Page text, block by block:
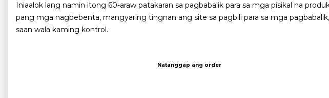
Iniaalok lang namin itong 60-araw patakaran sa pagbabalik para sa mga pisikal na
pang mga nagbebenta, mangyaring tingnan ang site sa pagbili para sa mga
saan wala kaming kontrol.
Natanggap ang order